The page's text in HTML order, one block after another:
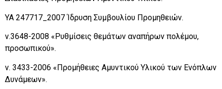
YA 247717_2007 Ίδρυση Συμβουλίου Προμηθειών.
ν.3648-2008 «Ρυθμίσεις θεμάτων αναπήρων πολέμου,
προσωπικού».
ν. 3433-2006 «Προμήθειες Αμυντικού Υλικού των Ενόπλων
Δυνάμεων».